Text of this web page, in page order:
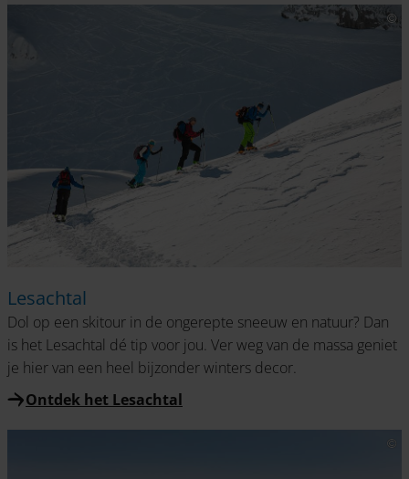
Lesachtal
Dol op een skitour in de ongerepte sneeuw en natuur? Dan
is het Lesachtal dé tip voor jou. Ver weg van de massa geniet
je hier van een heel bijzonder winters decor.
Ontdek het Lesachtal